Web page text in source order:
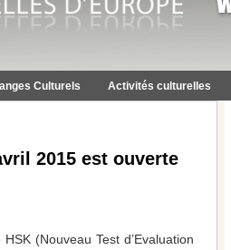
Culturels Activités culturelles
2015 est ouverte
(Nouveau Test d’Evaluation